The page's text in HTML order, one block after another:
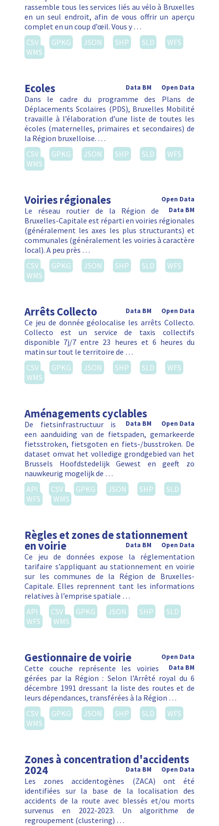
rassemble tous les services liés au vélo à Bruxelles
en un seul endroit, afin de vous offrir un aperçu
complet en un coup d’œil. Vous y …
CSV
GPKG JSON SHP SLD
WFS
WMS
Ecoles Open Data
Data BM
Dans le cadre du programme des Plans de
Déplacements Scolaires (PDS), Bruxelles Mobilité
travaille à l’élaboration d’une liste de toutes les
écoles (maternelles, primaires et secondaires) de
la Région bruxelloise. …
CSV
GPKG JSON SHP SLD
WFS
WMS
Voiries régionales
Open Data
Data BM
Le réseau routier de la Région de
Bruxelles-Capitale est réparti en voiries régionales
(généralement les axes les plus structurants) et
communales (généralement les voiries à caractère
local). A peu près …
CSV
GPKG JSON SHP SLD
WFS
WMS
Arrêts Collecto Open Data
Data BM
Ce jeu de donnée géolocalise les arrêts Collecto.
Collecto est un service de taxis collectifs
disponible 7j/7 entre 23 heures et 6 heures du
matin sur tout le territoire de …
CSV
GPKG JSON SHP SLD
WFS
WMS
Aménagements cyclables
Open Data
Data BM
De fietsinfrastructuur is
een aanduiding van de fietspaden, gemarkeerde
fietsstroken, fietsgoten en fiets-/busstroken. De
dataset omvat het volledige grondgebied van het
Brussels Hoofdstedelijk Gewest en geeft zo
nauwkeurig mogelijk de …
API
CSV GPKG JSON SHP
SLD
WFS
WMS
Règles et zones de stationnement
en voirie Open Data
Data BM
Ce jeu de données expose la réglementation
tarifaire s’appliquant au stationnement en voirie
sur les communes de la Région de Bruxelles-
Capitale. Elles reprennent tant les informations
relatives à l’emprise spatiale …
API
CSV GPKG JSON SHP
SLD
WFS
WMS
Gestionnaire de voirie
Open Data
Data BM
Cette couche représente les voiries
gérées par la Région : Selon l’Arrêté royal du 6
décembre 1991 dressant la liste des routes et de
leurs dépendances, transférées à la Région …
CSV
GPKG JSON SHP SLD
WFS
WMS
Zones à concentration d'accidents
2024 Open Data
Data BM
Les zones accidentogènes (ZACA) ont été
identifiées sur la base de la localisation des
accidents de la route avec blessés et/ou morts
survenus en 2022-2023. Un algorithme de
regroupement (clustering) …